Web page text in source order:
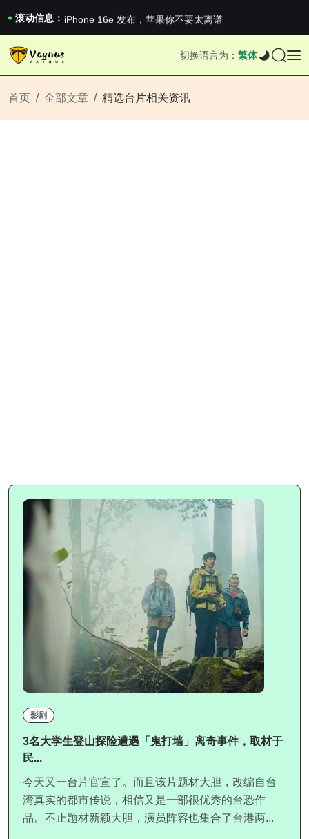
滚动信息： iPhone 16e 发布，苹果你不要太离谱
2026澳网男单收官：全满贯对上全满亚，德约...
《巅峰守卫 Highguard》正式上线，官...
切换语言为： 繁体
首页 全部文章 精选台片相关资讯
影剧
3名大学生登山探险遭遇「鬼打墙」离奇事件，取材于
民...
今天又一台片官宣了。而且该片题材大胆，改编自台
湾真实的都市传说，相信又是一部很优秀的台恐作
品。不止题材新颖大胆，演员阵容也集合了台港两...